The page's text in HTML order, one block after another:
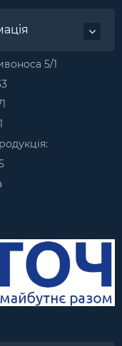
5/1